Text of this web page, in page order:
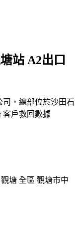
站 A2出口
司，總部位於沙田石
客戶救回數據
塘 全區 觀塘市中